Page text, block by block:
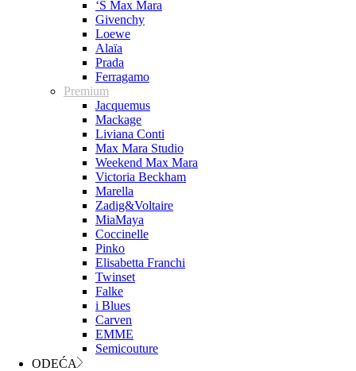
‘S Max Mara
Givenchy
Loewe
Alaïa
Prada
Ferragamo
Premium
Jacquemus
Mackage
Liviana Conti
Max Mara Studio
Weekend Max Mara
Victoria Beckham
Marella
Zadig&Voltaire
MiaMaya
Coccinelle
Pinko
Elisabetta Franchi
Twinset
Falke
i Blues
Carven
EMME
Semicouture
ODEĆA